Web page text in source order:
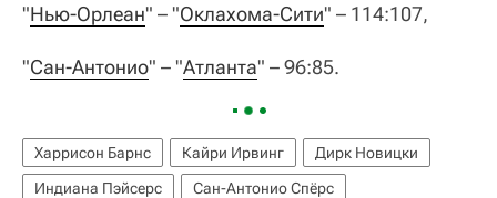
"Нью-Орлеан" – "Оклахома-Сити" – 114:107,
"Сан-Антонио" – "Атланта" – 96:85.
Харрисон Барнс Кайри Ирвинг
Дирк Новицки
Индиана Пэйсерс
Сан-Антонио Спёрс